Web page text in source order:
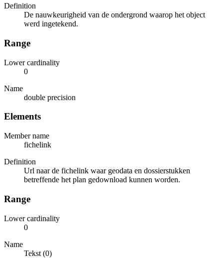
Definition
De nauwkeurigheid van de ondergrond waarop het object
werd ingetekend.
Range
Lower cardinality
0
Name
double precision
Elements
Member name
fichelink
Definition
Url naar de fichelink waar geodata en dossierstukken
betreffende het plan gedownload kunnen worden.
Range
Lower cardinality
0
Name
Tekst (0)